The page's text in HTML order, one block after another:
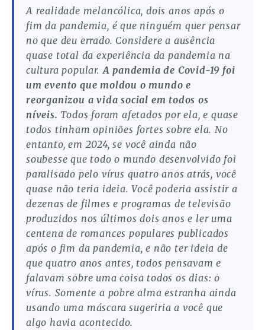
A realidade melancólica, dois anos após o
fim da pandemia, é que ninguém quer pensar
no que deu errado. Considere a ausência
quase total da experiência da pandemia na
cultura popular. A pandemia de Covid-19 foi
um evento que moldou o mundo e
reorganizou a vida social em todos os
níveis. Todos foram afetados por ela, e quase
todos tinham opiniões fortes sobre ela. No
entanto, em 2024, se você ainda não
soubesse que todo o mundo desenvolvido foi
paralisado pelo vírus quatro anos atrás, você
quase não teria ideia. Você poderia assistir a
dezenas de filmes e programas de televisão
produzidos nos últimos dois anos e ler uma
centena de romances populares publicados
após o fim da pandemia, e não ter ideia de
que quatro anos antes, todos pensavam e
falavam sobre uma coisa todos os dias: o
vírus. Somente a pobre alma estranha ainda
usando uma máscara sugeriria a você que
algo havia acontecido.